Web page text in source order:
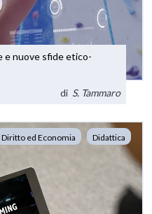
e nuove sfide etico-
di S. Tammaro
Diritto ed Economia Didattica